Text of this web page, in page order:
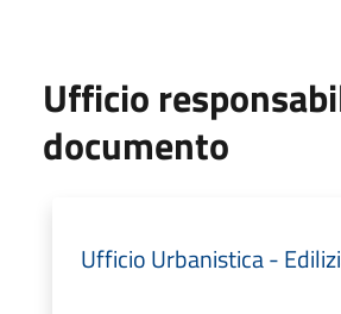
Ufficio
documento
Ufficio Urbanistica -